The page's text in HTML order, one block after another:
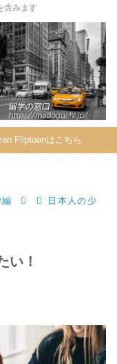
含みます
Fliptoonはこちら
日本人の少
い！